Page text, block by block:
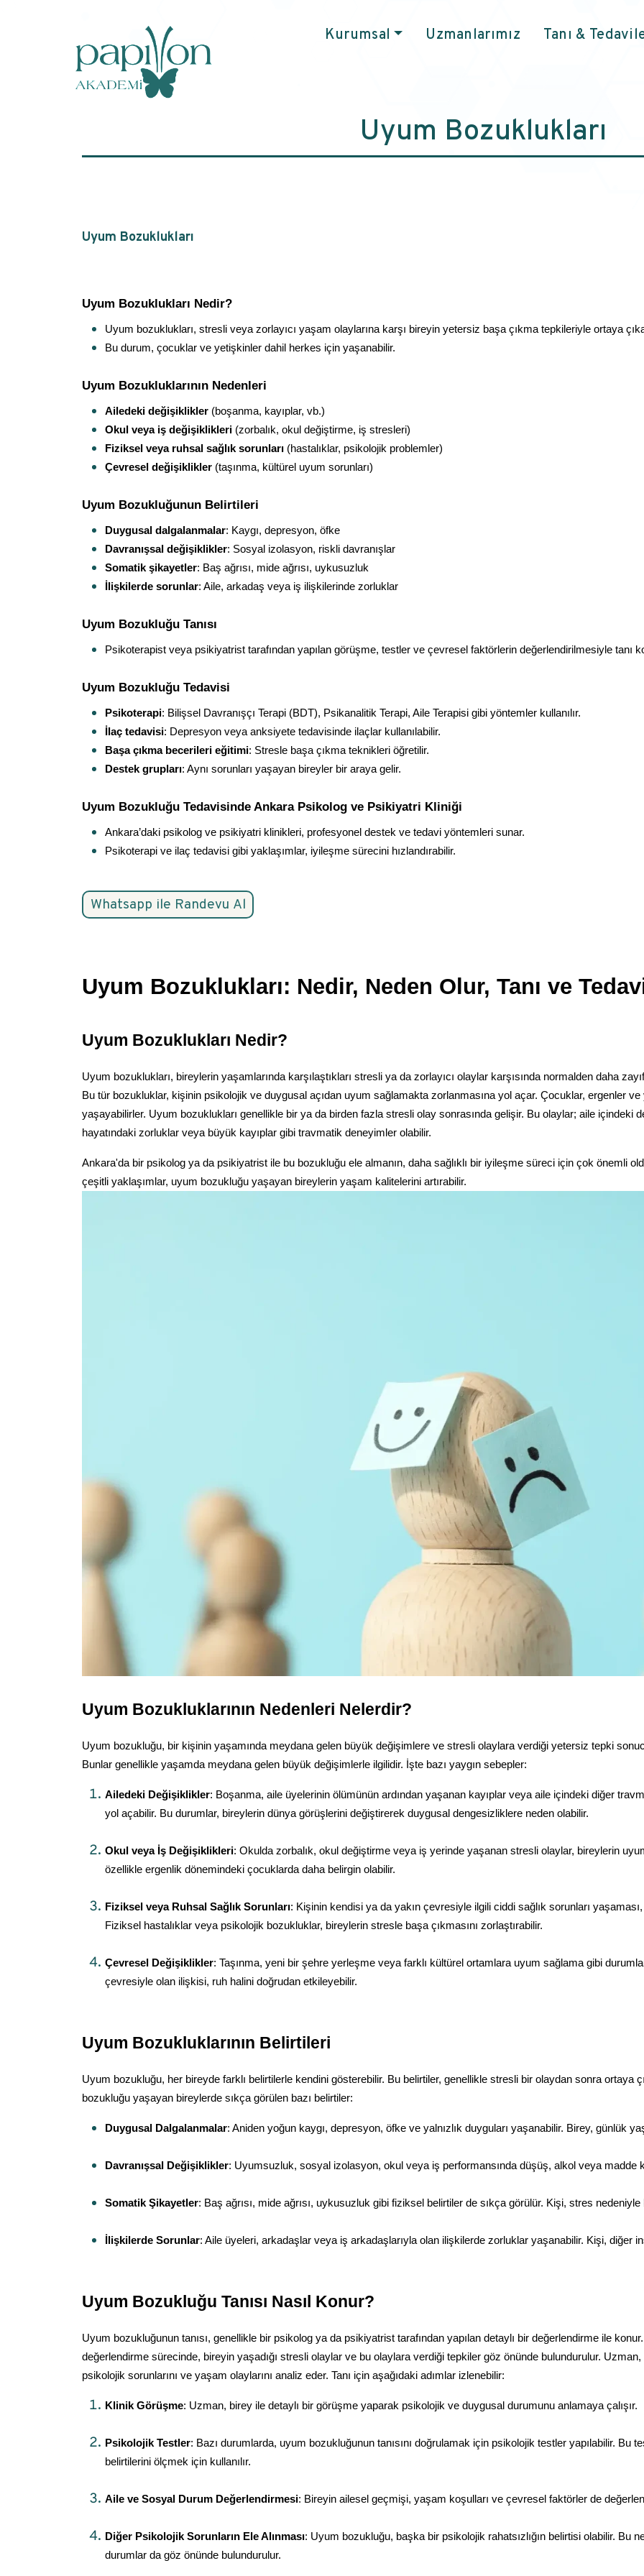
Kurumsal Uzmanlarımız Tanı &
Uyum Bozuklukları
Uyum Bozuklukları
Uyum Bozuklukları Nedir?
Uyum bozuklukları, stresli veya zorlayıcı yaşam olaylarına karşı bireyin yetersiz başa çıkma tepkileriyle ortaya
Bu durum, çocuklar ve yetişkinler dahil herkes için yaşanabilir.
Uyum Bozukluklarının Nedenleri
Ailedeki değişiklikler (boşanma, kayıplar, vb.)
Okul veya iş değişiklikleri (zorbalık, okul değiştirme, iş stresleri)
Fiziksel veya ruhsal sağlık sorunları (hastalıklar, psikolojik problemler)
Çevresel değişiklikler (taşınma, kültürel uyum sorunları)
Uyum Bozukluğunun Belirtileri
Duygusal dalgalanmalar: Kaygı, depresyon, öfke
Davranışsal değişiklikler: Sosyal izolasyon, riskli davranışlar
Somatik şikayetler: Baş ağrısı, mide ağrısı, uykusuzluk
İlişkilerde sorunlar: Aile, arkadaş veya iş ilişkilerinde zorluklar
Uyum Bozukluğu Tanısı
Psikoterapist veya psikiyatrist tarafından yapılan görüşme, testler ve çevresel faktörlerin değerlendirilmesiyle tanı
Uyum Bozukluğu Tedavisi
Psikoterapi: Bilişsel Davranışçı Terapi (BDT), Psikanalitik Terapi, Aile Terapisi gibi yöntemler kullanılır.
İlaç tedavisi: Depresyon veya anksiyete tedavisinde ilaçlar kullanılabilir.
Başa çıkma becerileri eğitimi: Stresle başa çıkma teknikleri öğretilir.
Destek grupları: Aynı sorunları yaşayan bireyler bir araya gelir.
Uyum Bozukluğu Tedavisinde Ankara Psikolog ve Psikiyatri Kliniği
Ankara’daki psikolog ve psikiyatri klinikleri, profesyonel destek ve tedavi yöntemleri sunar.
Psikoterapi ve ilaç tedavisi gibi yaklaşımlar, iyileşme sürecini hızlandırabilir.
Uyum Bozuklukları: Nedir, Neden Olur, Tanı ve
Uyum Bozuklukları Nedir?
Uyum bozuklukları, bireylerin yaşamlarında karşılaştıkları stresli ya da zorlayıcı olaylar karşısında normalden daha
Bu tür bozukluklar, kişinin psikolojik ve duygusal açıdan uyum sağlamakta zorlanmasına yol açar. Çocuklar, ergenler
yaşayabilirler. Uyum bozuklukları genellikle bir ya da birden fazla stresli olay sonrasında gelişir. Bu olaylar; aile içindeki
hayatındaki zorluklar veya büyük kayıplar gibi travmatik deneyimler olabilir.
Ankara'da bir psikolog ya da psikiyatrist ile bu bozukluğu ele almanın, daha sağlıklı bir iyileşme süreci için çok önemli
çeşitli yaklaşımlar, uyum bozukluğu yaşayan bireylerin yaşam kalitelerini artırabilir.
Uyum Bozukluklarının Nedenleri Nelerdir?
Uyum bozukluğu, bir kişinin yaşamında meydana gelen büyük değişimlere ve stresli olaylara verdiği yetersiz tepki
Bunlar genellikle yaşamda meydana gelen büyük değişimlerle ilgilidir. İşte bazı yaygın sebepler:
Ailedeki Değişiklikler: Boşanma, aile üyelerinin ölümünün ardından yaşanan kayıplar veya aile içindeki diğer
yol açabilir. Bu durumlar, bireylerin dünya görüşlerini değiştirerek duygusal dengesizliklere neden olabilir.
Okul veya İş Değişiklikleri: Okulda zorbalık, okul değiştirme veya iş yerinde yaşanan stresli olaylar, bireylerin
özellikle ergenlik dönemindeki çocuklarda daha belirgin olabilir.
Fiziksel veya Ruhsal Sağlık Sorunları: Kişinin kendisi ya da yakın çevresiyle ilgili ciddi sağlık sorunları
Fiziksel hastalıklar veya psikolojik bozukluklar, bireylerin stresle başa çıkmasını zorlaştırabilir.
Çevresel Değişiklikler: Taşınma, yeni bir şehre yerleşme veya farklı kültürel ortamlara uyum sağlama gibi
çevresiyle olan ilişkisi, ruh halini doğrudan etkileyebilir.
Uyum Bozukluklarının Belirtileri
Uyum bozukluğu, her bireyde farklı belirtilerle kendini gösterebilir. Bu belirtiler, genellikle stresli bir olaydan sonra ortaya
bozukluğu yaşayan bireylerde sıkça görülen bazı belirtiler:
Duygusal Dalgalanmalar: Aniden yoğun kaygı, depresyon, öfke ve yalnızlık duyguları yaşanabilir. Birey, günlük
Davranışsal Değişiklikler: Uyumsuzluk, sosyal izolasyon, okul veya iş performansında düşüş, alkol veya madde
Somatik Şikayetler: Baş ağrısı, mide ağrısı, uykusuzluk gibi fiziksel belirtiler de sıkça görülür. Kişi, stres
İlişkilerde Sorunlar: Aile üyeleri, arkadaşlar veya iş arkadaşlarıyla olan ilişkilerde zorluklar yaşanabilir. Kişi, diğer
Uyum Bozukluğu Tanısı Nasıl Konur?
Uyum bozukluğunun tanısı, genellikle bir psikolog ya da psikiyatrist tarafından yapılan detaylı bir değerlendirme ile
değerlendirme sürecinde, bireyin yaşadığı stresli olaylar ve bu olaylara verdiği tepkiler göz önünde bulundurulur.
psikolojik sorunlarını ve yaşam olaylarını analiz eder. Tanı için aşağıdaki adımlar izlenebilir:
Klinik Görüşme: Uzman, birey ile detaylı bir görüşme yaparak psikolojik ve duygusal durumunu anlamaya çalışır.
Psikolojik Testler: Bazı durumlarda, uyum bozukluğunun tanısını doğrulamak için psikolojik testler yapılabilir. Bu
belirtilerini ölçmek için kullanılır.
Aile ve Sosyal Durum Değerlendirmesi: Bireyin ailesel geçmişi, yaşam koşulları ve çevresel faktörler de
Diğer Psikolojik Sorunların Ele Alınması: Uyum bozukluğu, başka bir psikolojik rahatsızlığın belirtisi olabilir. Bu
durumlar da göz önünde bulundurulur.